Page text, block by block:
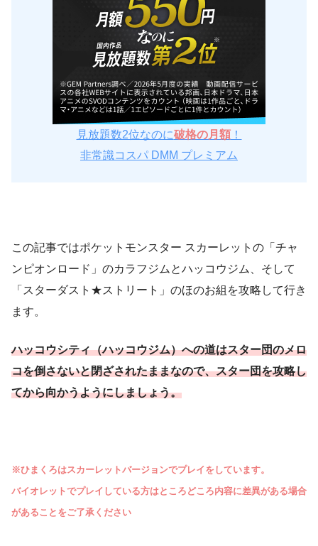
見放題数2位なのに破格の月額！
非常識コスパ DMM プレミアム
この記事ではポケットモンスター スカーレットの「チャ
ンピオンロード」のカラフジムとハッコウジム、そして
「スターダスト★ストリート」のほのお組を攻略して行き
ます。
ハッコウシティ（ハッコウジム）への道はスター団のメロ
コを倒さないと閉ざされたままなので、スター団を攻略し
てから向かうようにしましょう。
※ひまくろはスカーレットバージョンでプレイをしています。
バイオレットでプレイしている方はところどころ内容に差異がある場合
があることをご了承ください